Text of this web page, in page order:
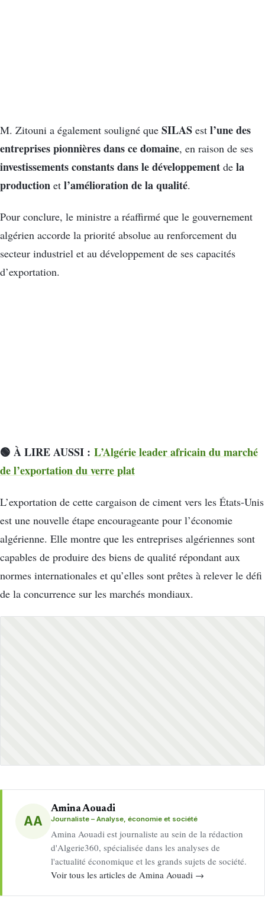
M. Zitouni a également souligné que SILAS est l’une des
entreprises pionnières dans ce domaine, en raison de ses
investissements constants dans le développement de la
production et l’amélioration de la qualité.
Pour conclure, le ministre a réaffirmé que le gouvernement
algérien accorde la priorité absolue au renforcement du
secteur industriel et au développement de ses capacités
d’exportation.
🟢 À LIRE AUSSI : L’Algérie leader africain du marché
de l’exportation du verre plat
L’exportation de cette cargaison de ciment vers les États-Unis
est une nouvelle étape encourageante pour l’économie
algérienne. Elle montre que les entreprises algériennes sont
capables de produire des biens de qualité répondant aux
normes internationales et qu’elles sont prêtes à relever le défi
de la concurrence sur les marchés mondiaux.
AA
Amina Aouadi
Journaliste – Analyse, économie et société
Amina Aouadi est journaliste au sein de la rédaction
d'Algerie360, spécialisée dans les analyses de
l'actualité économique et les grands sujets de société.
Voir tous les articles de Amina Aouadi →